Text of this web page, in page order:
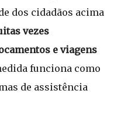
dos cidadãos acima
vezes
e viagens
funciona como
de assistência